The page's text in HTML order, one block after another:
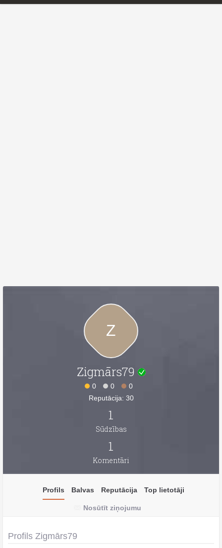
Z
Zigmārs79
0 0
0
Reputācija: 30
1
Sūdzības
1
Komentāri
Profils Balvas Reputācija Top lietotāji
Nosūtīt ziņojumu
Profils Zigmārs79